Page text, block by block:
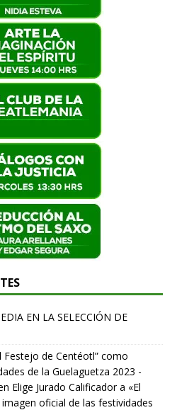
EN LA SELECCIÓN DE
Festejo de Centéotl” como
de la Guelaguetza 2023 -
Elige Jurado Calificador a «El
oficial de las festividades